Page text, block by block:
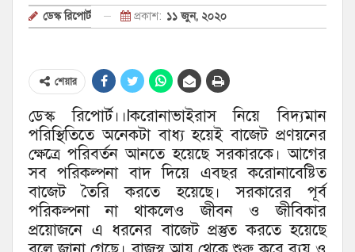
ডেস্ক রিপোর্ট প্রকাশ: ১১ জুন, ২০২০
শেয়ার
ডেস্ক রিপোর্ট।।lকরোনাভাইরাস নিয়ে বিদ্যমান
পরিস্থিতিতে অনেকটা বাধ্য হয়েই বাজেট প্রণয়নের
ক্ষেত্রে পরিবর্তন আনতে হয়েছে সরকারকে। আগের
সব পরিকল্পনা বাদ দিয়ে এবছর করোনাবেষ্টিত
বাজেট তৈরি করতে হয়েছে। সরকারের পূর্ব
পরিকল্পনা না থাকলেও জীবন ও জীবিকার
প্রয়োজনে এ ধরনের বাজেট প্রস্তুত করতে হয়েছে